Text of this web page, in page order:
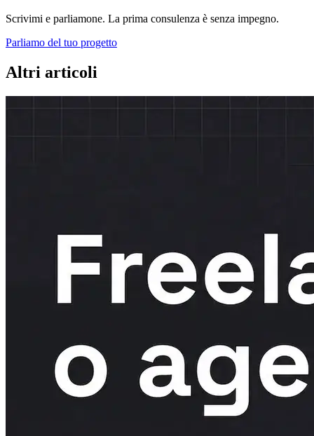
Scrivimi e parliamone. La prima consulenza è senza impegno.
Parliamo del tuo progetto
Altri articoli